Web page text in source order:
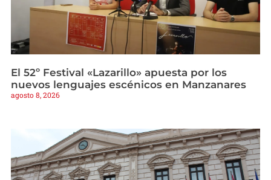
El 52º Festival «Lazarillo» apuesta por los
nuevos lenguajes escénicos en Manzanares
agosto 8, 2026